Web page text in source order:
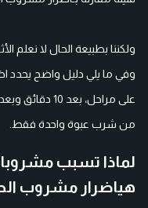
ولكننا بطبيعة الحال لا نعلم
وفي ما يلي دليل واضح يحدد
من شرب عبوة واحدة فقط.
لماذا تسبب
هياضرار مشروب